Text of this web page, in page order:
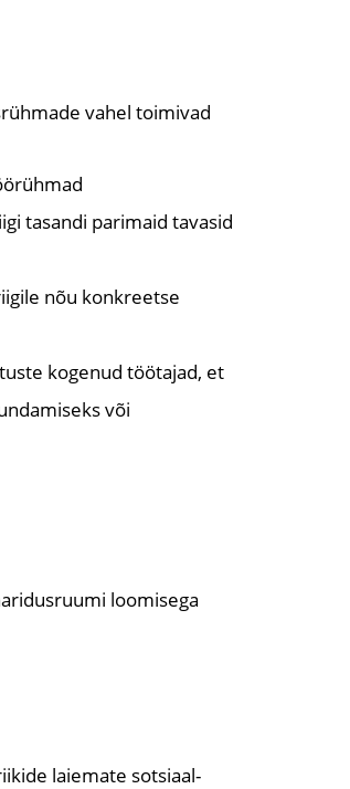
vahel toimivad
tasandi parimaid tavasid
nõu konkreetse
kogenud töötajad, et
või
loomisega
laiemate sotsiaal-